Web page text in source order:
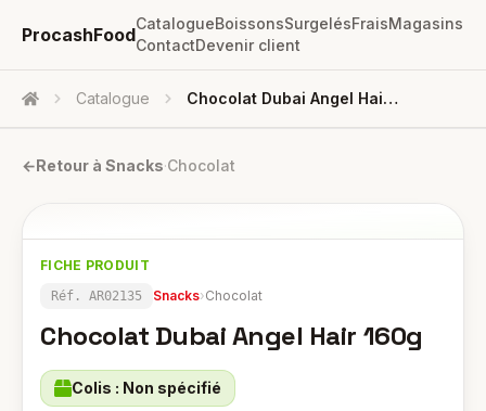
ProcashFood
CatalogueBoissonsSurgelésFraisMagasins
ContactDevenir client
Accueil Catalogue Chocolat Dubai Angel Hair 160g
←Retour à Snacks·Chocolat
FICHE PRODUIT
Réf. AR02135 Snacks›Chocolat
Chocolat Dubai Angel Hair 160g
Colis : Non spécifié